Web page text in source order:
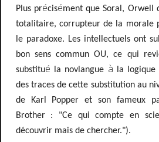
Plus précisément que Soral, Orwell
totalitaire, corrupteur de la morale
le paradoxe. Les intellectuels ont
bon sens commun OU, ce qui
substitué la novlangue à la logique
des traces de cette substitution au
de Karl Popper et son fameux
Brother : "Ce qui compte en
découvrir mais de chercher.").